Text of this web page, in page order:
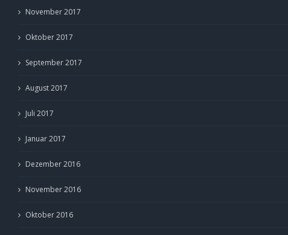
November 2017
Oktober 2017
September 2017
August 2017
Juli 2017
Januar 2017
Dezember 2016
November 2016
Oktober 2016